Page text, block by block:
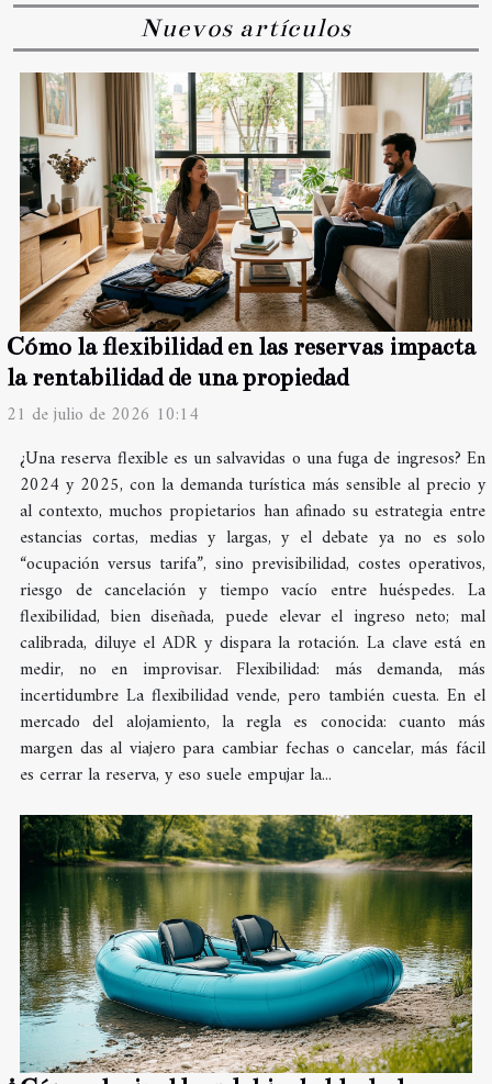
Nuevos artículos
Cómo la flexibilidad en las reservas impacta
la rentabilidad de una propiedad
21 de julio de 2026 10:14
¿Una reserva flexible es un salvavidas o una fuga de ingresos? En
2024 y 2025, con la demanda turística más sensible al precio y
al contexto, muchos propietarios han afinado su estrategia entre
estancias cortas, medias y largas, y el debate ya no es solo
“ocupación versus tarifa”, sino previsibilidad, costes operativos,
riesgo de cancelación y tiempo vacío entre huéspedes. La
flexibilidad, bien diseñada, puede elevar el ingreso neto; mal
calibrada, diluye el ADR y dispara la rotación. La clave está en
medir, no en improvisar. Flexibilidad: más demanda, más
incertidumbre La flexibilidad vende, pero también cuesta. En el
mercado del alojamiento, la regla es conocida: cuanto más
margen das al viajero para cambiar fechas o cancelar, más fácil
es cerrar la reserva, y eso suele empujar la...